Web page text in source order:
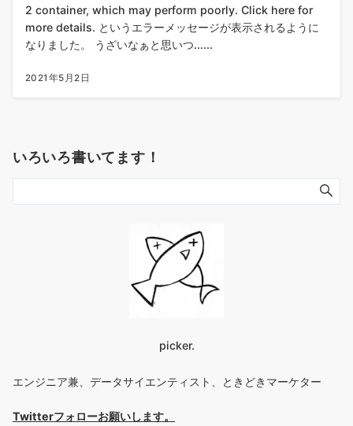
2 container, which may perform poorly. Click here for
more details. というエラーメッセージが表示されるように
なりました。 うざいなぁと思いつ......
2021年5月2日
いろいろ書いてます！
picker.
エンジニア兼、データサイエンティスト、ときどきマーケター
Twitterフォローお願いします。